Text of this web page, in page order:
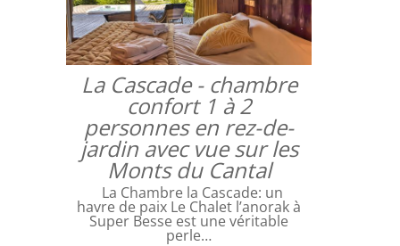
La Cascade - chambre
confort 1 à 2
personnes en rez-de-
jardin avec vue sur les
Monts du Cantal
La Chambre la Cascade: un
havre de paix Le Chalet l’anorak à
Super Besse est une véritable
perle…